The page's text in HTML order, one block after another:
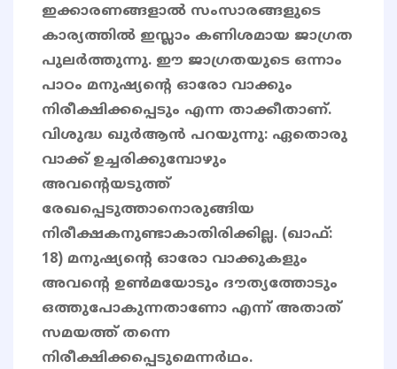
ഇക്കാരണങ്ങളാൽ സംസാരങ്ങളുടെ
കാര്യത്തിൽ ഇസ്ലാം കണിശമായ ജാഗ്രത
പുലർത്തുന്നു. ഈ ജാഗ്രതയുടെ ഒന്നാം
പാഠം മനുഷ്യന്റെ ഓരോ വാക്കും
നിരീക്ഷിക്കപ്പെടും എന്ന താക്കീതാണ്.
വിശുദ്ധ ഖുർആൻ പറയുന്നു: ഏതൊരു
വാക്ക് ഉച്ചരിക്കുമ്പോഴും
അവന്റെയടുത്ത്
രേഖപ്പെടുത്താനൊരുങ്ങിയ
നിരീക്ഷകനുണ്ടാകാതിരിക്കില്ല. (ഖാഫ്:
18) മനുഷ്യന്റെ ഓരോ വാക്കുകളും
അവന്റെ ഉൺമയോടും ദൗത്യത്തോടും
ഒത്തുപോകുന്നതാണോ എന്ന് അതാത്
സമയത്ത് തന്നെ
നിരീക്ഷിക്കപ്പെടുമെന്നർഥം.